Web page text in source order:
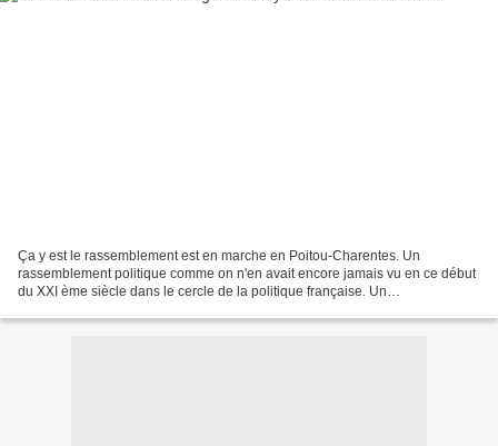
Ça y est le rassemblement est en marche en Poitou-Charentes. Un
rassemblement politique comme on n'en avait encore jamais vu en ce début
du XXI ème siècle dans le cercle de la politique française. Un